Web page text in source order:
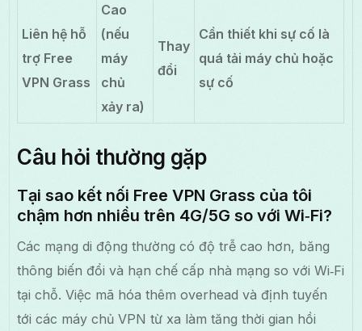
Liên hệ hỗ
trợ Free
VPN Grass
Cao
(nếu
máy
chủ
xảy ra)
Thay
đổi
Cần thiết khi sự cố là
quá tải máy chủ hoặc
sự cố
Câu hỏi thường gặp
Tại sao kết nối Free VPN Grass của tôi
chậm hơn nhiều trên 4G/5G so với Wi‑Fi?
Các mạng di động thường có độ trễ cao hơn, băng
thông biến đổi và hạn chế cấp nhà mạng so với Wi‑Fi
tại chỗ. Việc mã hóa thêm overhead và định tuyến
tới các máy chủ VPN từ xa làm tăng thời gian hồi